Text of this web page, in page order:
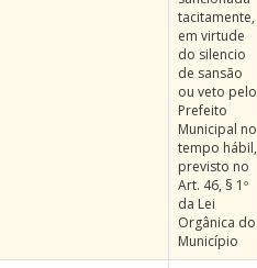
tacitamente,
em virtude
do silencio
de sansão
ou veto pelo
Prefeito
Municipal no
tempo hábil,
previsto no
Art. 46, § 1º
da Lei
Orgânica do
Município